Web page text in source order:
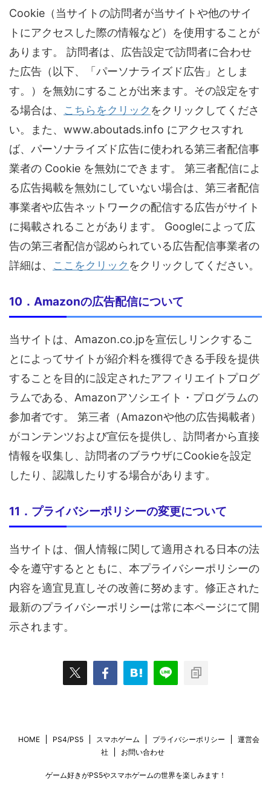
Cookie（当サイトの訪問者が当サイトや他のサイ
トにアクセスした際の情報など）を使用することが
あります。 訪問者は、広告設定で訪問者に合わせ
た広告（以下、「パーソナライズド広告」としま
す。）を無効にすることが出来ます。その設定をす
る場合は、 こちらをクリック をクリックしてくださ
い。また、www.aboutads.info にアクセスすれ
ば、パーソナライズド広告に使われる第三者配信事
業者の Cookie を無効にできます。 第三者配信によ
る広告掲載を無効にしていない場合は、第三者配信
事業者や広告ネットワークの配信する広告がサイト
に掲載されることがあります。 Googleによって広
告の第三者配信が認められている広告配信事業者の
詳細は、 ここをクリック をクリックしてください。
10．Amazonの広告配信について
当サイトは、Amazon.co.jpを宣伝しリンクするこ
とによってサイトが紹介料を獲得できる手段を提供
することを目的に設定されたアフィリエイトプログ
ラムである、Amazonアソシエイト・プログラムの
参加者です。 第三者（Amazonや他の広告掲載者）
がコンテンツおよび宣伝を提供し、訪問者から直接
情報を収集し、訪問者のブラウザにCookieを設定
したり、認識したりする場合があります。
11．プライバシーポリシーの変更について
当サイトは、個人情報に関して適用される日本の法
令を遵守するとともに、本プライバシーポリシーの
内容を適宜見直しその改善に努めます。修正された
最新のプライバシーポリシーは常に本ページにて開
示されます。
HOME PS4/PS5 スマホゲーム プライバシーポリシー
運営会
社
お問い合わせ
ゲーム好きがPS5やスマホゲームの世界を楽しみます！